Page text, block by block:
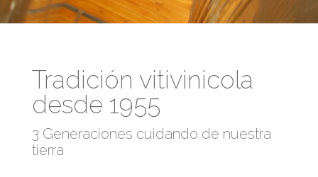
Tradición vitivinicola
desde 1955
3 Generaciones cuidando de nuestra
tierra